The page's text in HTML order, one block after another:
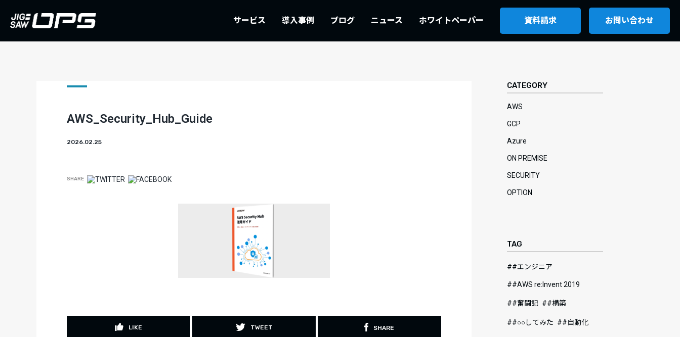
サービス 導入事例 ブログ ニュース ホワイトペーパー 資料請求 お問い合わせ
AWS_Security_Hub_Guide
2026.02.25
SHARE
LIKE TWEET SHARE
CATEGORY
AWS
GCP
Azure
ON PREMISE
SECURITY
OPTION
TAG
#エンジニア
#AWS re:Invent 2019
#奮闘記 #構築
#○○してみた #自動化